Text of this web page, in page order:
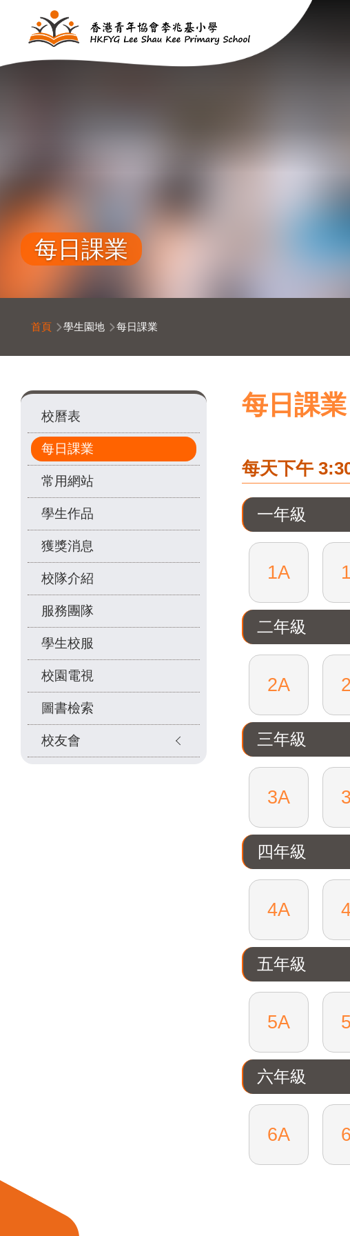
移至主內容
每日課業
航
連
結
首頁 學生園地 每日課業
每日課業
每天下午
一年級
1A
二年級
2A
三年級
3A
四年級
4A
五年級
5A
六年級
6A
Main
navigation
校曆表
每日課業
常用網站
學生作品
獲獎消息
校隊介紹
服務團隊
學生校服
校園電視
圖書檢索
校友會